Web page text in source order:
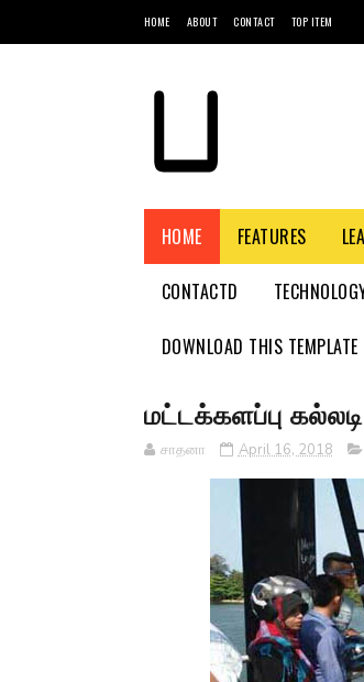
HOME ABOUT CONTACT TOP ITEM
HOME FEATURES
CONTACTD
DOWNLOAD THIS TEMPLATE
மட்டக்களப்பு
சாதனா April 16, 2018